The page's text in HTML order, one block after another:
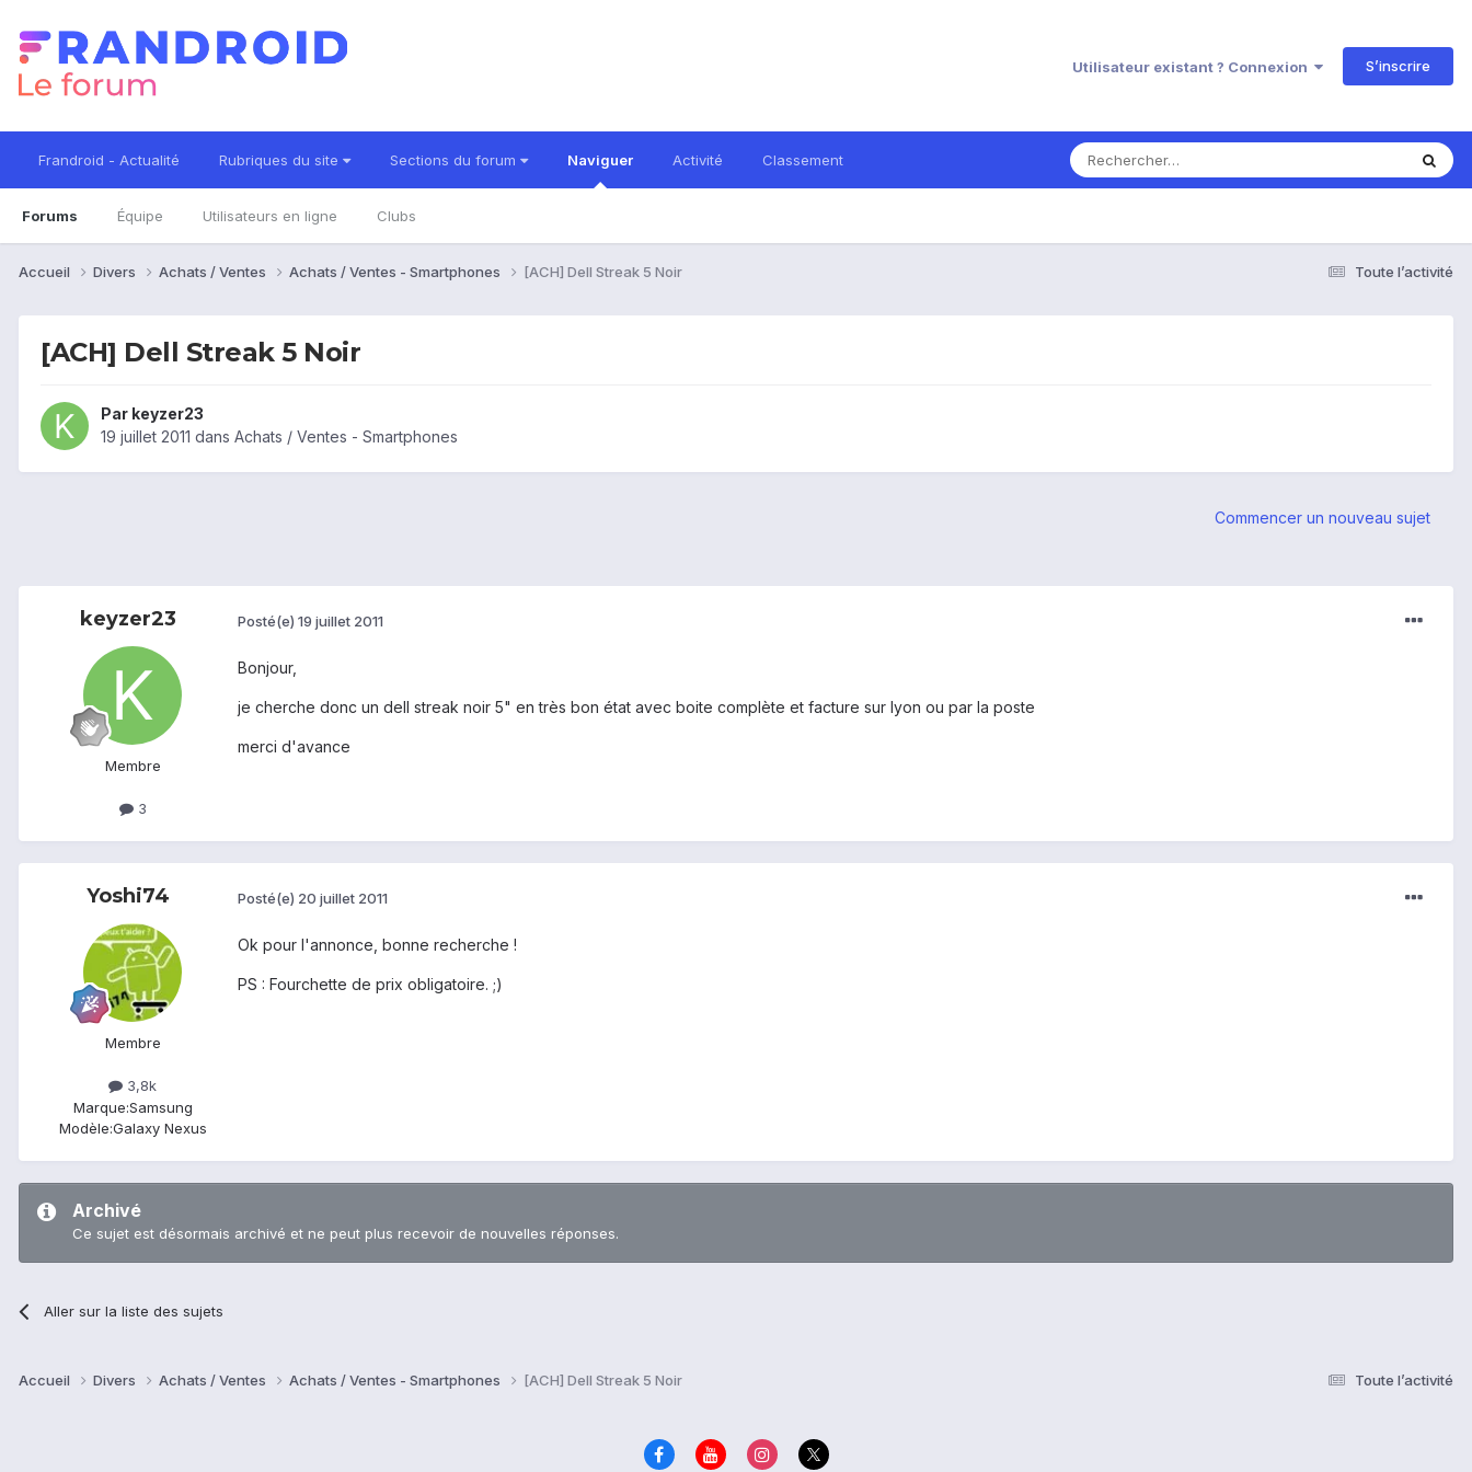
Utilisateur existant ? Connexion S’inscrire
Frandroid - Actualité Rubriques du site Sections du forum Naviguer
Forums Équipe Utilisateurs en ligne Clubs
Activité Classement
Toute l’activité
Accueil Divers Achats / Ventes Achats / Ventes - Smartphones [ACH] Dell Streak 5 Noir
[ACH] Dell Streak 5 Noir
Par keyzer23
19 juillet 2011 dans Achats / Ventes - Smartphones
Commencer un nouveau sujet
keyzer23
Membre
3
Posté(e) 19 juillet 2011
Bonjour,
je cherche donc un dell streak noir 5" en très bon état avec boite complète et facture sur lyon ou par la poste
merci d'avance
Yoshi74
Membre
3,8k
Marque:Samsung
Modèle:Galaxy Nexus
Posté(e) 20 juillet 2011
Ok pour l'annonce, bonne recherche !
PS : Fourchette de prix obligatoire. ;)
Archivé
Ce sujet est désormais archivé et ne peut plus recevoir de nouvelles réponses.
Aller sur la liste des sujets
Toute l’activité
Accueil Divers Achats / Ventes Achats / Ventes - Smartphones [ACH] Dell Streak 5 Noir